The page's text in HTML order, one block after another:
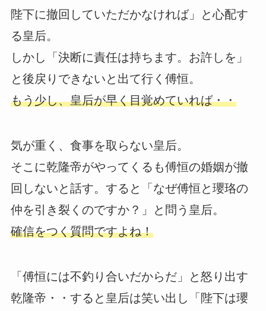
陛下に撤回していただかなければ」と心配す
る皇后。
しかし「決断に責任は持ちます。お許しを」
と後戻りできないと出て行く傅恒。
もう少し、皇后が早く目覚めていれば・・
気が重く、食事を取らない皇后。
そこに乾隆帝がやってくるも傅恒の婚姻が撤
回しないと話す。すると「なぜ傅恒と瓔珞の
仲を引き裂くのですか？」と問う皇后。
確信をつく質問ですよね！
「傅恒には不釣り合いだからだ」と怒り出す
乾隆帝・・すると皇后は笑い出し「陛下は瓔